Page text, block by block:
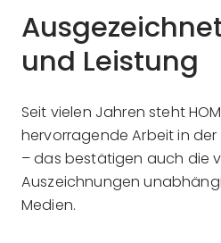
und Leistung
Seit vielen Jahren steht
hervorragende Arbeit in
– das bestätigen auch die
Auszeichnungen
Medien.